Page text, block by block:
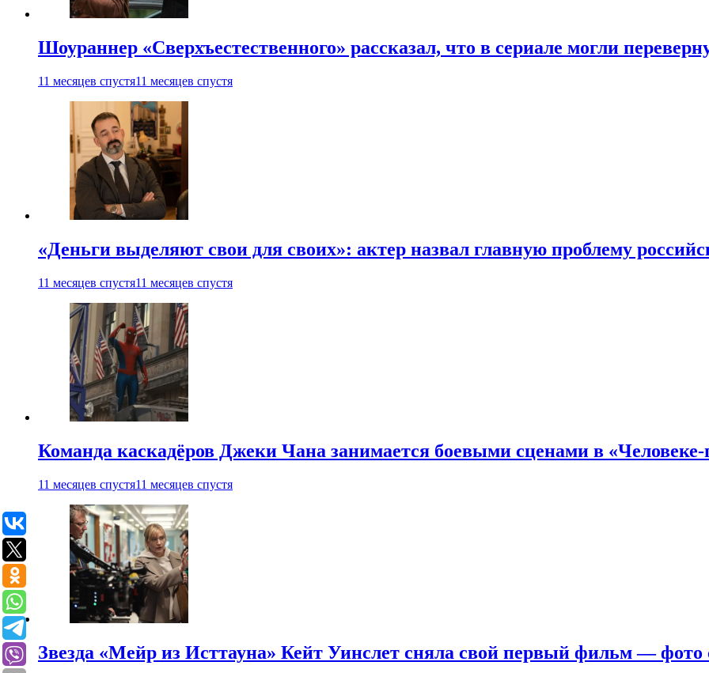
Шоураннер «Сверхъестественного» рассказал, что в сериале могли
11 месяцев спустя11 месяцев спустя
«Деньги выделяют свои для своих»: актер назвал главную проблему
11 месяцев спустя11 месяцев спустя
Команда каскадёров Джеки Чана занимается боевыми сценами в «Человеке-
11 месяцев спустя11 месяцев спустя
Звезда «Мейр из Исттауна» Кейт Уинслет сняла свой первый фильм — фото